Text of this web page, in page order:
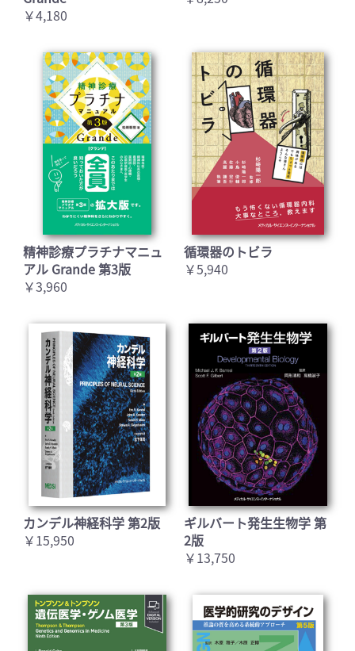
￥4,180
精神診療プラチナマニュ
アル Grande 第3版
￥3,960
循環器のトビラ
￥5,940
カンデル神経科学 第2版
￥15,950
ギルバート発生生物学 第
2版
￥13,750